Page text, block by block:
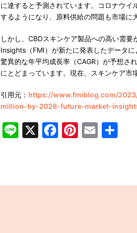
に達すると予測されています。コロナウ
するようになり、原料供給の問題も市場に
しかし、CBDスキンケア製品への高い需
Insights（FMI）が新たに発表したデータ
驚異的な年平均成長率（CAGR）が予想さ
にとどまっています。現在、スキンケア市
引用元： https://www.fmiblog.com/
million-by-2028-future-market-
Line
X Facebook
Pinterest
Email